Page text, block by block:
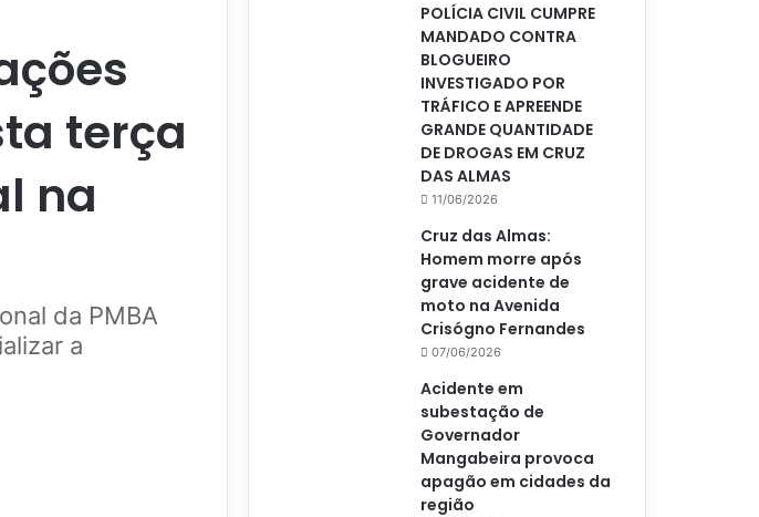
terça
na
da PMBA
a
POLÍCIA CIVIL CUMPRE
MANDADO CONTRA
BLOGUEIRO
INVESTIGADO POR
TRÁFICO E APREENDE
GRANDE QUANTIDADE
DE DROGAS EM CRUZ
DAS ALMAS
11/06/2026
Cruz das Almas:
Homem morre após
grave acidente de
moto na Avenida
Crisógno Fernandes
07/06/2026
Acidente em
subestação de
Governador
Mangabeira provoca
apagão em cidades da
região